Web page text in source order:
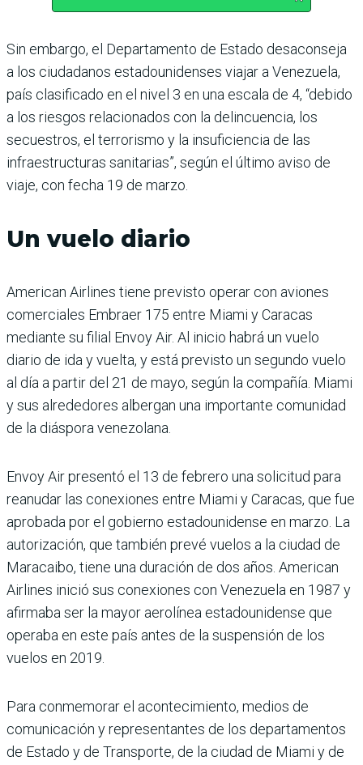
Sin embargo, el Departamento de Estado desaconseja
a los ciudadanos estadounidenses viajar a Venezuela,
país clasificado en el nivel 3 en una escala de 4, “debido
a los riesgos relacionados con la delincuencia, los
secuestros, el terrorismo y la insuficiencia de las
infraestructuras sanitarias”, según el último aviso de
viaje, con fecha 19 de marzo.
Un vuelo diario
American Airlines tiene previsto operar con aviones
comerciales Embraer 175 entre Miami y Caracas
mediante su filial Envoy Air. Al inicio habrá un vuelo
diario de ida y vuelta, y está previsto un segundo vuelo
al día a partir del 21 de mayo, según la compañía. Miami
y sus alrededores albergan una importante comunidad
de la diáspora venezolana.
Envoy Air presentó el 13 de febrero una solicitud para
reanudar las conexiones entre Miami y Caracas, que fue
aprobada por el gobierno estadounidense en marzo. La
autorización, que también prevé vuelos a la ciudad de
Maracaibo, tiene una duración de dos años. American
Airlines inició sus conexiones con Venezuela en 1987 y
afirmaba ser la mayor aerolínea estadounidense que
operaba en este país antes de la suspensión de los
vuelos en 2019.
Para conmemorar el acontecimiento, medios de
comunicación y representantes de los departamentos
de Estado y de Transporte, de la ciudad de Miami y de